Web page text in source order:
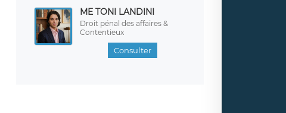
ME TONI LANDINI
Droit pénal des affaires &
Contentieux
Consulter